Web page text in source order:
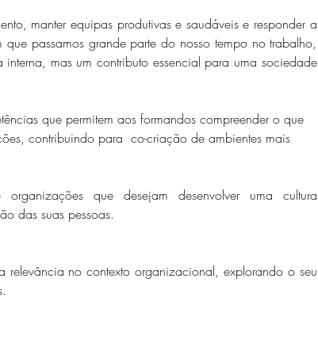
manter equipas produtivas e saudáveis e responder a
passamos grande parte do nosso tempo no trabalho,
mas um contributo essencial para uma sociedade
que permitem aos formandos compreender o que
contribuindo para  co-criação de ambientes mais
que desejam desenvolver uma cultura
das suas pessoas.
relevância no contexto organizacional, explorando o seu